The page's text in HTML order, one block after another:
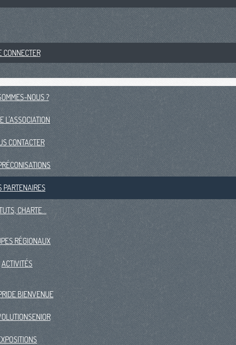
CONNECTER
NOUS ?
L'ASSOCIATION
CONTACTER
PARTENAIRES
CHARTE...
RÉGIONAUX
ACTIVITÉS
BIENVENUE